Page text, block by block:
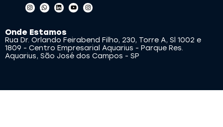
Onde Estamos
Rua Dr. Orlando Feirabend Filho, 230, Torre A, Sl 1002 e
1809 - Centro Empresarial Aquarius - Parque Res.
Aquarius, São José dos Campos - SP